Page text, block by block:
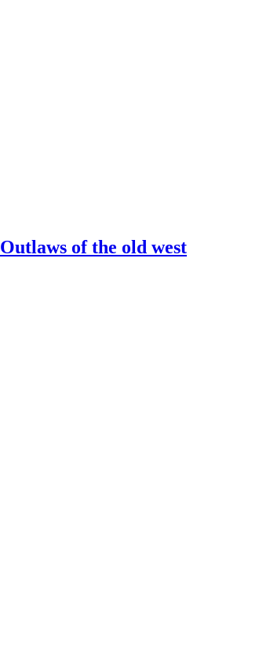
آموزش ساخت سرور آنلاین بازی Outlaws of the old west